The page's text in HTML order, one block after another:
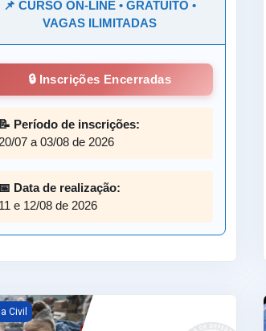
📌 CURSO ON-LINE • GRATUITO •
VAGAS ILIMITADAS
🔒 Inscrições Encerradas
📝 Período de inscrições:
20/07 a 03/08 de 2026
📅 Data de realização:
11 e 12/08 de 2026
e material)
à Saúde das Populações Vítimas de Desastres
Civil